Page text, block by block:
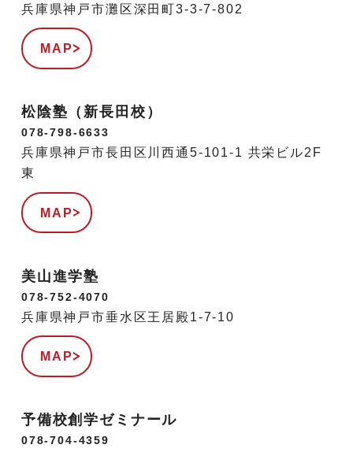
兵庫県神戸市灘区深田町3-3-7-802
MAP
松陰塾（新長田校）
078-798-6633
兵庫県神戸市長田区川西通5-101-1 共栄ビル2F
東
MAP
美山進学塾
078-752-4070
兵庫県神戸市垂水区王居殿1-7-10
MAP
予備校創学ゼミナール
078-704-4359